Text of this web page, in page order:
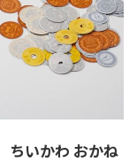
ちいかわ おかね